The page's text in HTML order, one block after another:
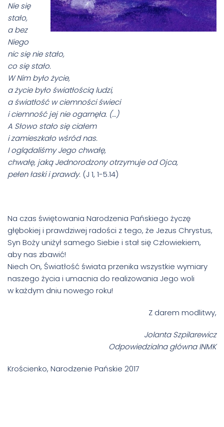
Nie się
stało,
a bez
Niego
nic się nie stało,
co się stało.
W Nim było życie,
a życie było światłością ludzi,
a światłość w ciemności świeci
i ciemność jej nie ogarnęła. (…)
A Słowo stało się ciałem
i zamieszkało wśród nas.
I oglądaliśmy Jego chwałę,
chwałę, jaką Jednorodzony otrzymuje od Ojca,
pełen łaski i prawdy. (J 1, 1-5.14)
Na czas świętowania Narodzenia Pańskiego życzę
głębokiej i prawdziwej radości z tego, że Jezus Chrystus,
Syn Boży uniżył samego Siebie i stał się Człowiekiem,
aby nas zbawić!
Niech On, Światłość świata przenika wszystkie wymiary
naszego życia i umacnia do realizowania Jego woli
w każdym dniu nowego roku!
Z darem modlitwy,
Jolanta Szpilarewicz
Odpowiedzialna główna INMK
Krościenko, Narodzenie Pańskie 2017